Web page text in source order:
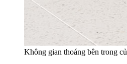
Không gian thoáng bên trong